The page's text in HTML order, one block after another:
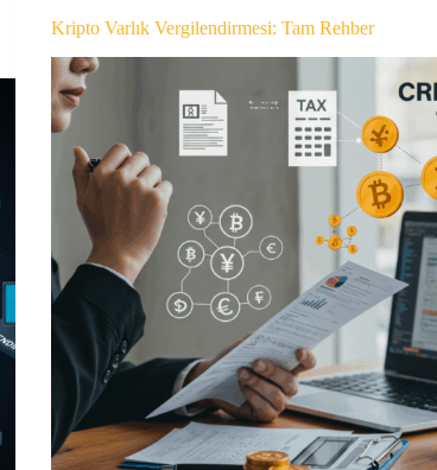
Kripto Varlık Vergilendirmesi: Tam Rehber